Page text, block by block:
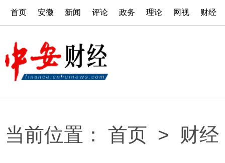
首页 安徽 新闻 评论 政务 理论 网视 财经
当前位置： 首页 > 财经